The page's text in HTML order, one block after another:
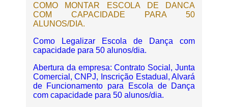
COMO MONTAR ESCOLA DE DANCA
COM CAPACIDADE PARA 50
ALUNOS/DIA.
Como Legalizar Escola de Dança com
capacidade para 50 alunos/dia.
Abertura da empresa: Contrato Social, Junta
Comercial, CNPJ, Inscrição Estadual, Alvará
de Funcionamento para Escola de Dança
com capacidade para 50 alunos/dia.